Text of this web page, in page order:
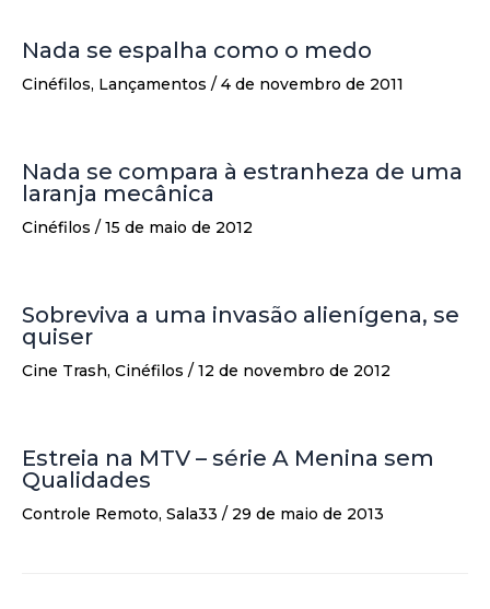
Nada se espalha como o medo
Cinéfilos, Lançamentos / 4 de novembro de 2011
Nada se compara à estranheza de uma
laranja mecânica
Cinéfilos / 15 de maio de 2012
Sobreviva a uma invasão alienígena, se
quiser
Cine Trash, Cinéfilos / 12 de novembro de 2012
Estreia na MTV – série A Menina sem
Qualidades
Controle Remoto, Sala33 / 29 de maio de 2013